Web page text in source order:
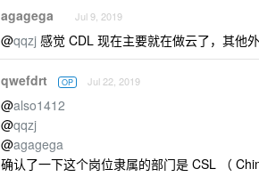
agagega Jul 9, 2019
@qqzj 感觉 CDL 现在主要就在做云了，其他
qwefdrt OP Jul 22, 2019
@also1412
@qqzj
@agagega
确认了一下这个岗位隶属的部门是 CSL （